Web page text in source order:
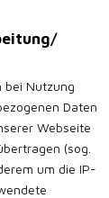
bei Nutzung
Daten
Webseite
(sog.
um die IP-